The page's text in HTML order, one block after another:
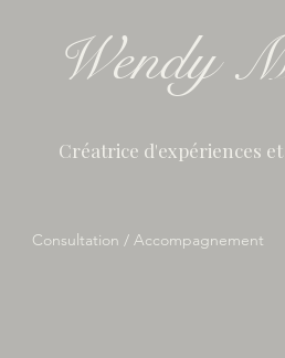
Wendy
Créatrice d'expériences
Consultation / Accompagnement